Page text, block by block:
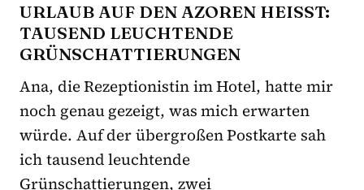
URLAUB AUF DEN AZOREN HEISST: T
AUSEND LEUCHTENDE G
RÜNSCHATTIERUNGEN
Ana, die Rezeptionistin im Hotel, hatte mir
noch genau gezeigt, was mich erwarten
würde. Auf der übergroßen Postkarte sah
ich tausend leuchtende
Grünschattierungen, zwei